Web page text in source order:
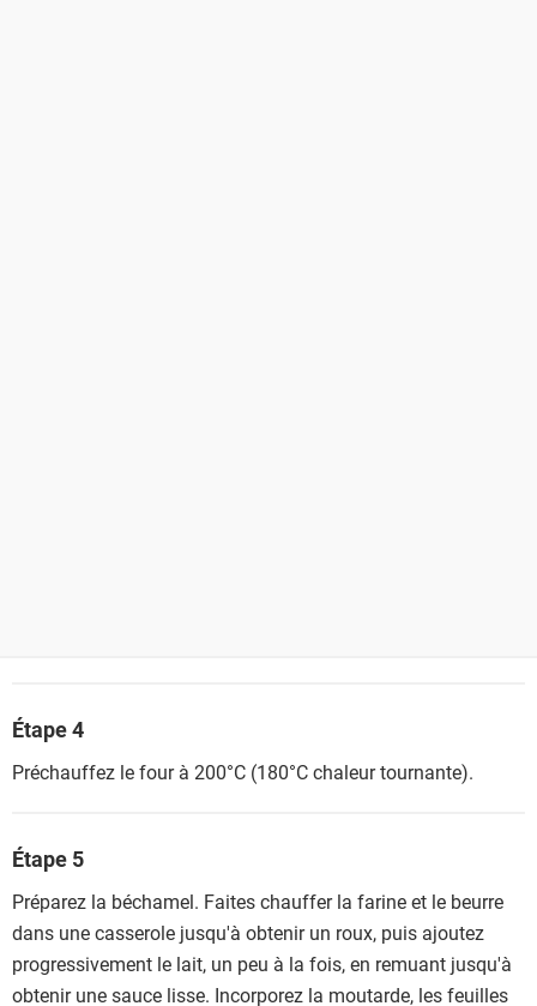
Étape 4
Préchauffez le four à 200°C (180°C chaleur tournante).
Étape 5
Préparez la béchamel. Faites chauffer la farine et le beurre
dans une casserole jusqu'à obtenir un roux, puis ajoutez
progressivement le lait, un peu à la fois, en remuant jusqu'à
obtenir une sauce lisse. Incorporez la moutarde, les feuilles